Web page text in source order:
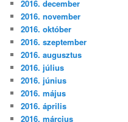
2016. december
2016. november
2016. október
2016. szeptember
2016. augusztus
2016. július
2016. június
2016. május
2016. április
2016. március